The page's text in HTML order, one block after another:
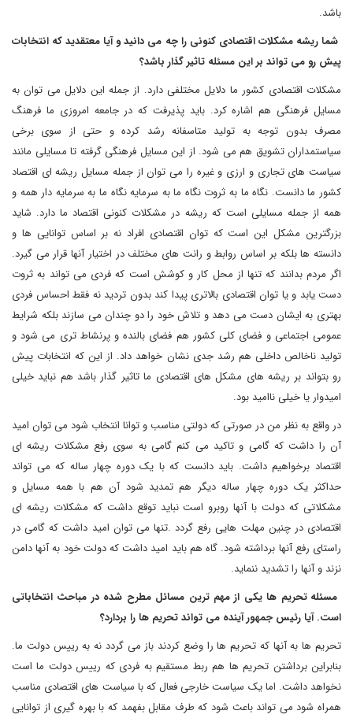
باشد.
شما ریشه مشکلات اقتصادی کنونی را چه می دانید و آیا معتقدید که انتخابات
پیش رو می تواند بر این مسئله تاثیر گذار باشد؟
مشکلات اقتصادی کشور ما دلایل مختلفی دارد. از جمله این دلایل می توان به
مسایل فرهنگی هم اشاره کرد. باید پذیرفت که در جامعه امروزی ما فرهنگ
مصرف بدون توجه به تولید متاسفانه رشد کرده و حتی از سوی برخی
سیاستمداران تشویق هم می شود. از این مسایل فرهنگی گرفته تا مسایلی مانند
سیاست های تجاری و ارزی و غیره را می توان از جمله مسایل ریشه ای اقتصاد
کشور ما دانست. نگاه ما به ثروت نگاه ما به سرمایه نگاه ما به سرمایه دار همه و
همه از جمله مسایلی است که ریشه در مشکلات کنونی اقتصاد ما دارد. شاید
بزرگترین مشکل این است که توان اقتصادی افراد نه بر اساس توانایی ها و
دانسته ها بلکه بر اساس روابط و رانت های مختلف در اختیار آنها قرار می گیرد.
اگر مردم بدانند که تنها از محل کار و کوشش است که فردی می تواند به ثروت
دست یابد و یا توان اقتصادی بالاتری پیدا کند بدون تردید نه فقط احساس فردی
بهتری به ایشان دست می دهد و تلاش خود را دو چندان می سازند بلکه شرایط
عمومی اجتماعی و فضای کلی کشور هم فضای بالنده و پرنشاط تری می شود و
تولید ناخالص داخلی هم رشد جدی نشان خواهد داد. از این که انتخابات پیش
رو بتواند بر ریشه های مشکل های اقتصادی ما تاثیر گذار باشد هم نباید خیلی
امیدوار یا خیلی ناامید بود.
در واقع به نظر من در صورتی که دولتی مناسب و توانا انتخاب شود می توان امید
آن را داشت که گامی و تاکید می کنم گامی به سوی رفع مشکلات ریشه ای
اقتصاد برخواهیم داشت. باید دانست که با یک دوره چهار ساله که می تواند
حداکثر یک دوره چهار ساله دیگر هم تمدید شود آن هم با همه مسایل و
مشکلاتی که دولت با آنها روبرو است نباید توقع داشت که مشکلات ریشه ای
اقتصادی در چنین مهلت هایی رفع گردد.تنها می توان امید داشت که گامی در
راستای رفع آنها برداشته شود. گاه هم باید امید داشت که دولت خود به آنها دامن
نزند و آنها را تشدید ننماید.
مسئله تحریم ها یکی از مهم ترین مسائل مطرح شده در مباحث انتخاباتی
است. آیا رئیس جمهور آینده می تواند تحریم ها را بردارد؟
تحریم ها به آنها که تحریم ها را وضع کردند باز می گردد نه به رییس دولت ما.
بنابراین برداشتن تحریم ها هم ربط مستقیم به فردی که رییس دولت ما است
نخواهد داشت. اما یک سیاست خارجی فعال که با سیاست های اقتصادی مناسب
همراه شود می تواند باعث شود که طرف مقابل بفهمد که با بهره گیری از توانایی